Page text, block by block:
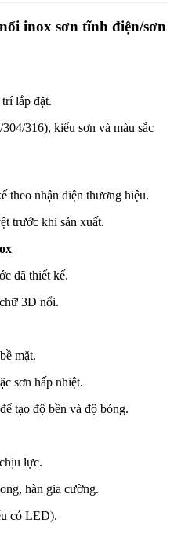
inox sơn tĩnh điện/sơn
lắp đặt.
316), kiểu sơn và màu sắc
theo nhận diện thương hiệu.
trước khi sản xuất.
đã thiết kế.
3D nổi.
mặt.
sơn hấp nhiệt.
tạo độ bền và độ bóng.
lực.
hàn gia cường.
có LED).